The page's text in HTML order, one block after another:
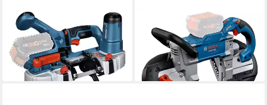
BOSCH PROFESSIONAL
Akku-Bandsäge GCB 18V-63
254,98 € UVP 314,16 €
-19%
in 3-4 Werktagen bei dir
Akku-Bandsäge GCB 18V-127
504,59 €
in 2-3 Werktagen bei dir